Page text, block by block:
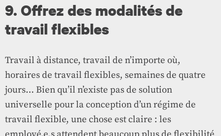
9. Offrez des modalités de
travail flexibles
Travail à distance, travail de n’importe où,
horaires de travail flexibles, semaines de quatre
jours… Bien qu’il n’existe pas de solution
universelle pour la conception d’un régime de
travail flexible, une chose est claire : les